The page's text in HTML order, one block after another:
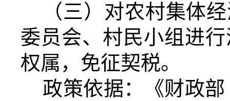
（三）对农村集体
委员会、村民小组进
权属，免征契税。
政策依据：《财政